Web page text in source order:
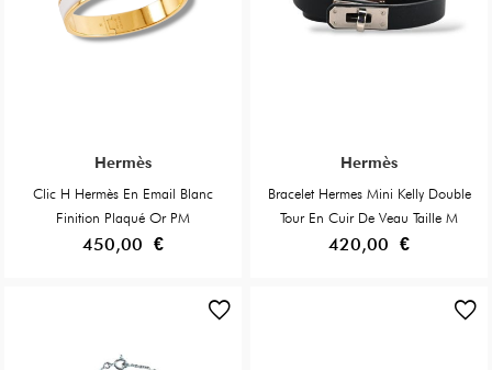
Hermès
Clic H Hermès En Email Blanc
Finition Plaqué Or PM
450,00 €
Hermès
Bracelet Hermes Mini Kelly Double
Tour En Cuir De Veau Taille M
420,00 €